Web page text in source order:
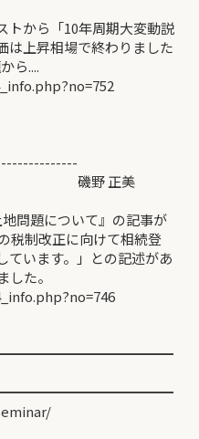
トから「10年周期大変動説
は上昇相場で終わりました
ら....
て＞ 磯野 正美
問題について』の記事が
税制改正に向けて相続登
ています。」との記述があ
た。